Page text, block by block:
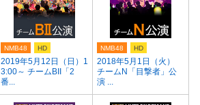
2019年5月12日（日）1
3:00～ チームBII「2
番...
NMB48 HD
2018年5月1日（火）
チームN「目撃者」公
演 ...
NMB48 HD